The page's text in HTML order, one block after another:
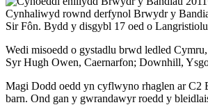
Cynhaliwyd rownd derfynol Brwydr y
Sir Fôn. Bydd y disgybl 17 oed o
Wedi misoedd o gystadlu brwd ledled
Syr Hugh Owen, Caernarfon; Downhill,
Magi Dodd oedd yn cyflwyno rhaglen ar C2
barn. Ond gan y gwrandawyr roedd y